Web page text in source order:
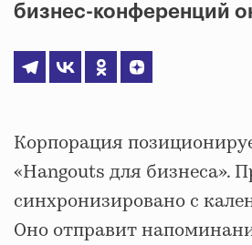
бизнес-конференций
Корпорация
«Hangouts для бизнеса».
синхронизировано с
Оно отправит